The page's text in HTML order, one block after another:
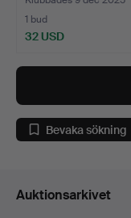
1 bud
32 USD
Bevaka sökning
Auktionsarkivet